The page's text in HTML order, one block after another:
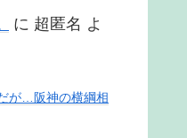
に 超匿名 よ
が…阪神の横綱相